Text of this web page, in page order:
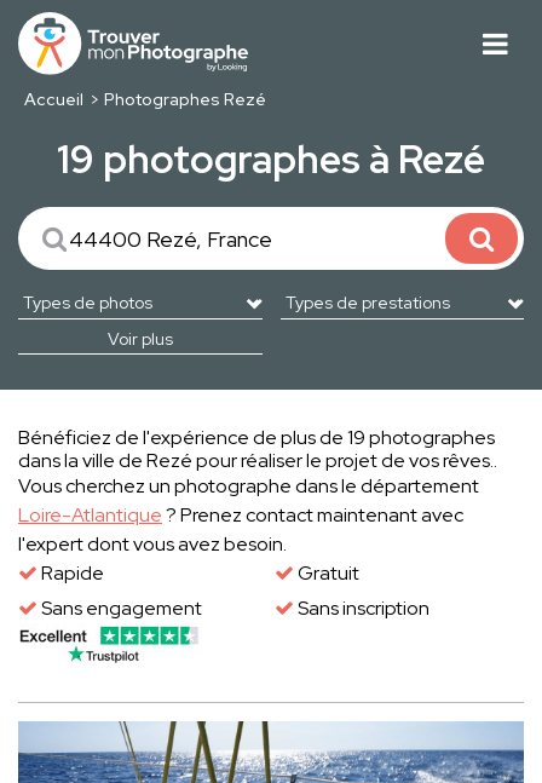
Accueil Photographes Rezé
19 photographes à Rezé
Voir plus
Bénéficiez de l'expérience de plus de 19 photographes
dans la ville de Rezé pour réaliser le projet de vos rêves..
Vous cherchez un photographe dans le département
Loire-Atlantique? Prenez contact maintenant avec
l'expert dont vous avez besoin.
Rapide
Gratuit
Sans engagement
Sans inscription